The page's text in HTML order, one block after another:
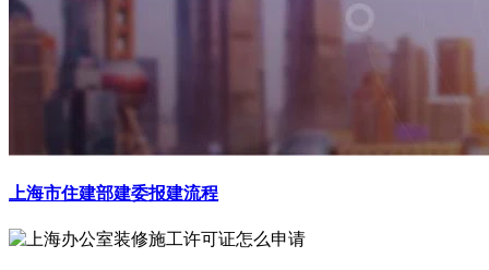
上海市住建部建委报建流程